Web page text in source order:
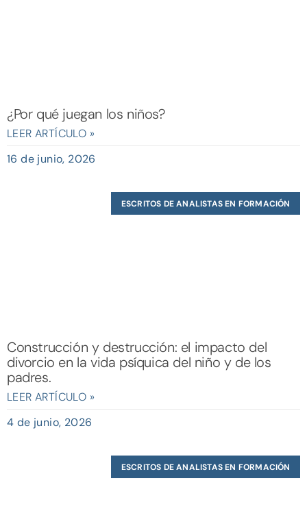
¿Por qué juegan los niños?
LEER ARTÍCULO »
16 de junio, 2026
ESCRITOS DE ANALISTAS EN FORMACIÓN
Construcción y destrucción: el impacto del
divorcio en la vida psíquica del niño y de los
padres.
LEER ARTÍCULO »
4 de junio, 2026
ESCRITOS DE ANALISTAS EN FORMACIÓN